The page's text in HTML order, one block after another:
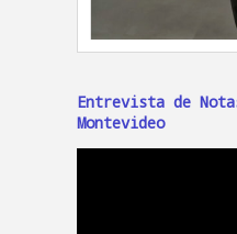
Entrevista de
Montevideo